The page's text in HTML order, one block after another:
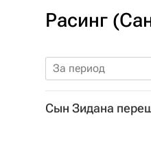
Расинг
За период
Сын Зидана